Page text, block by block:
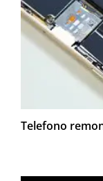
Telefono